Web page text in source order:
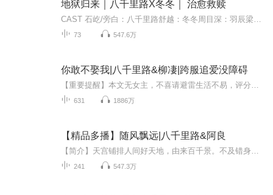
地狱归来｜八千里路X冬冬｜ 治愈救赎
73 547.6万
你敢不娶我|八千里路&柳凄|跨服追爱没障碍
631 1886万
【精品多播】随风飘远|八千里路&阿良
241 547.3万